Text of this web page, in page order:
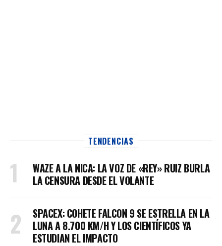
TENDENCIAS
WAZE A LA NICA: LA VOZ DE «REY» RUIZ BURLA
LA CENSURA DESDE EL VOLANTE
SPACEX: COHETE FALCON 9 SE ESTRELLA EN LA
LUNA A 8.700 KM/H Y LOS CIENTÍFICOS YA
ESTUDIAN EL IMPACTO